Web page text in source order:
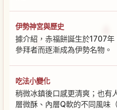
伊勢神宮與歷史
據介紹，赤福餅誕生於1707
參拜者而逐漸成為伊勢名物。
吃法小變化
稍微冰鎮後口感更清爽；也有
層微酥、內層Q軟的不同風味